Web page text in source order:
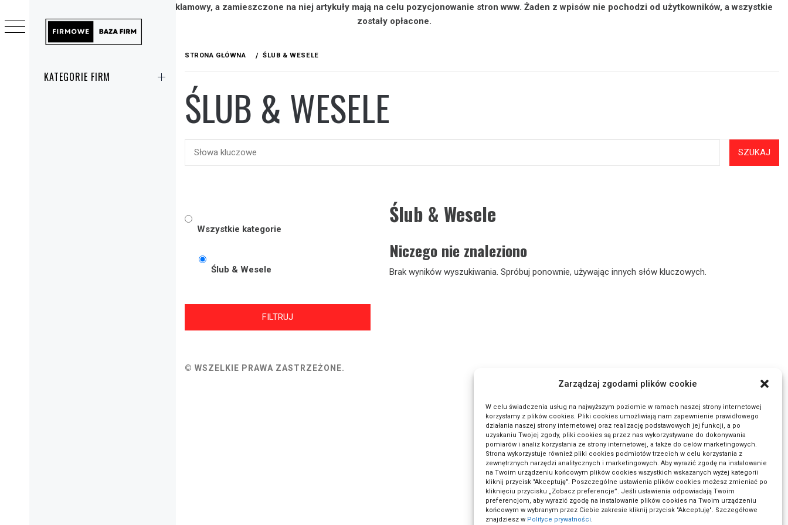
Zarządzaj zgodami plików cookie
W celu świadczenia usług na najwyższym poziomie w ramach naszej strony internetowej
korzystamy z plików cookies. Pliki cookies umożliwiają nam zapewnienie prawidłowego
działania naszej strony internetowej oraz realizację podstawowych jej funkcji, a po
uzyskaniu Twojej zgody, pliki cookies są przez nas wykorzystywane do dokonywania
pomiarów i analiz korzystania ze strony internetowej, a także do celów marketingowych.
Strona wykorzystuje również pliki cookies podmiotów trzecich w celu korzystania z
zewnętrznych narzędzi analitycznych i marketingowych. Aby wyrazić zgodę na instalowanie
na Twoim urządzeniu końcowym plików cookies wszystkich wskazanych wyżej kategorii
kliknij przycisk "Akceptuję". Poszczególne ustawienia plików cookies możesz zmieniać po
kliknięciu przycisku „Zobacz preferencje”. Jeśli ustawienia odpowiadają Twoim
preferencjom, aby wyrazić zgodę na instalowanie plików cookies na Twoim urządzeniu
końcowym w wybranym przez Ciebie zakresie kliknij przycisk "Akceptuję". Szczegółowe
znajdziesz w Polityce prywatności.
Strona/Blog w całości ma charakter reklamowy, a zamieszczone na niej artykuły mają na celu pozycjonowanie stron www. Żaden z wpisów nie pochodzi od użytkowników, a wszystkie
zostały opłacone.
główneKATEGORIE FIRM
Przejdź
STRONA GŁÓWNA ŚLUB & WESELE
ŚLUB & WESELE
SZUKAJ
Wszystkie kategorie
Ślub & Wesele
FILTRUJ
Ślub & Wesele
Niczego nie znaleziono
Brak wyników wyszukiwania. Spróbuj ponownie, używając innych słów kluczowych.
© WSZELKIE PRAWA ZASTRZEŻONE.